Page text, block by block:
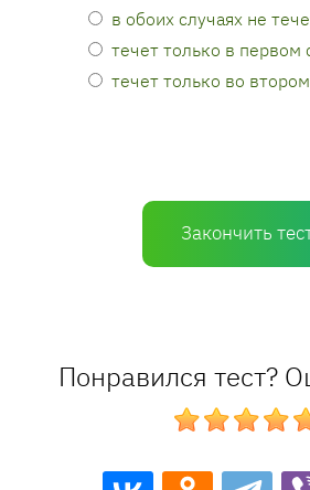
в обоих случаях не
течет только в первом
течет только во
Закончить
Понравился тест?